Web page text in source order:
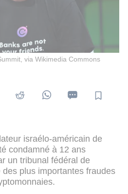
via Wikimedia Commons
israélo-américain de
condamné à 12 ans
un tribunal fédéral de
plus importantes fraudes